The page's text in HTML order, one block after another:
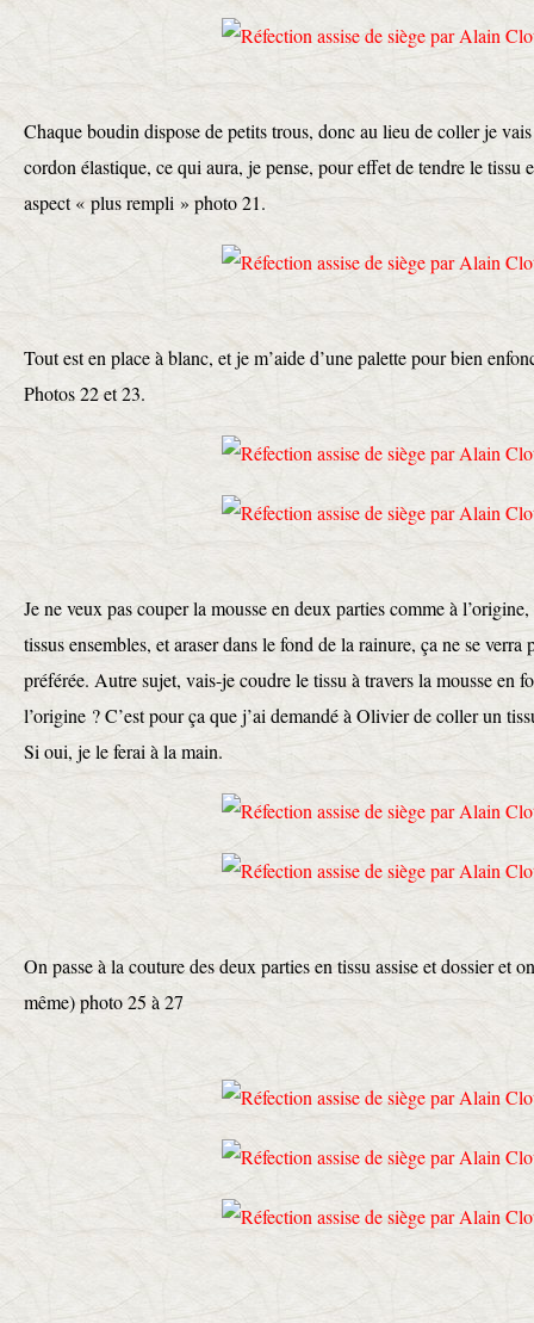
Chaque boudin dispose de petits trous, donc au lieu de coller je
cordon élastique, ce qui aura, je pense, pour effet de tendre le tissu
aspect « plus rempli » photo 21.
Tout est en place à blanc, et je m’aide d’une palette pour bien
Photos 22 et 23.
Je ne veux pas couper la mousse en deux parties comme à
tissus ensembles, et araser dans le fond de la rainure, ça ne se verra
préférée. Autre sujet, vais-je coudre le tissu à travers la mousse en
l’origine ? C’est pour ça que j’ai demandé à Olivier de coller un
Si oui, je le ferai à la main.
On passe à la couture des deux parties en tissu assise et dossier et
même) photo 25 à 27